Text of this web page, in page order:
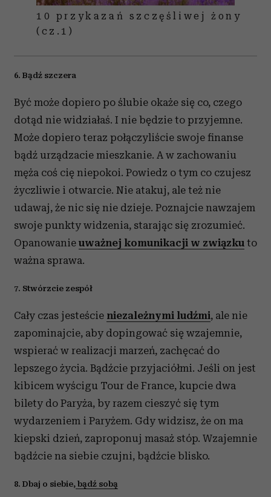
10 przykazań szczęśliwej żony
(cz.1)
6. Bądź szczera
Być może dopiero po ślubie okaże się co, czego
dotąd nie widziałaś. I nie będzie to przyjemne.
Może dopiero teraz połączyliście swoje finanse
bądź urządzacie mieszkanie. A w zachowaniu
męża coś cię niepokoi. Powiedz o tym co czujesz
życzliwie i otwarcie. Nie atakuj, ale też nie
udawaj, że nic się nie dzieje. Poznajcie nawzajem
swoje punkty widzenia, starając się zrozumieć.
Opanowanie uważnej komunikacji w związku to
ważna sprawa.
7. Stwórzcie zespół
Cały czas jesteście niezależnymi ludźmi, ale nie
zapominajcie, aby dopingować się wzajemnie,
wspierać w realizacji marzeń, zachęcać do
lepszego życia. Bądźcie przyjaciółmi. Jeśli on jest
kibicem wyścigu Tour de France, kupcie dwa
bilety do Paryża, by razem cieszyć się tym
wydarzeniem i Paryżem. Gdy widzisz, że on ma
kiepski dzień, zaproponuj masaż stóp. Wzajemnie
bądźcie na siebie czujni, bądźcie blisko.
8. Dbaj o siebie, bądź sobą